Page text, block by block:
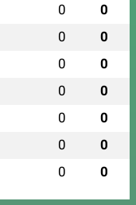
0 0
0 0
0 0
0 0
0 0
0 0
0 0